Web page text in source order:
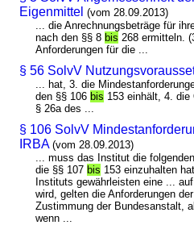
Eigenmittel (vom 28.09.2013)
... die Anrechnungsbeträge für
nach den §§ 8bis 268 ermitteln.
Anforderungen für die ...
§ 56 SolvV
... hat, 3. die
den §§ 106bis 153 einhält, 4. die
§ 26a des ...
§ 106 SolvV
IRBA (vom 28.09.2013)
... muss das Institut die
die §§ 107bis 153 einzuhalten
Instituts gewährleisten eine ...
wird, gelten die Anforderungen
Zustimmung der Bundesanstalt,
wenn ...